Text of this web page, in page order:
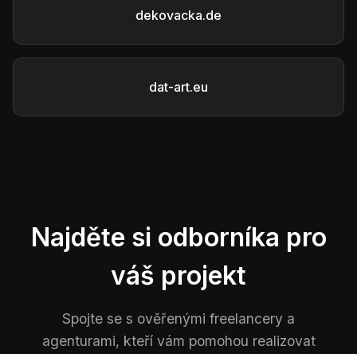
dekovacka.de
dat-art.eu
Najděte si odborníka pro
váš projekt
Spojte se s ověřenými freelancery a
agenturami, kteří vám pomohou realizovat